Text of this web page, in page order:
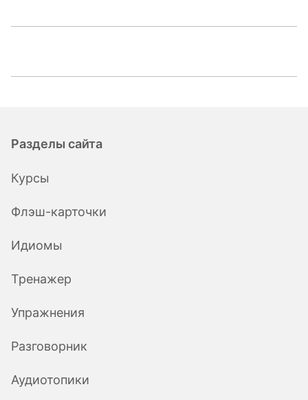
Разделы сайта
Курсы
Флэш-карточки
Идиомы
Тренажер
Упражнения
Разговорник
Аудиотопики